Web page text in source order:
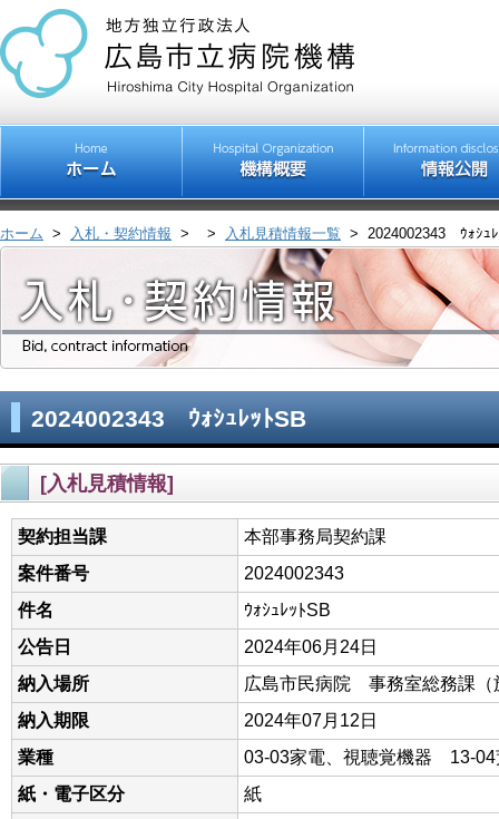
ホーム > 入札・契約情報 > > 入札見積情報一覧 > 2024002343 ｳｫｼｭ
2024002343 ｳｫｼｭﾚｯﾄSB
[入札見積情報]
契約担当課
本部事務局契約課
案件番号
2024002343
件名
ｳｫｼｭﾚｯﾄSB
公告日
2024年06月24日
納入場所
広島市民病院 事務室総務課（
納入期限
2024年07月12日
業種
03-03家電、視聴覚機器 13-04
紙・電子区分
紙